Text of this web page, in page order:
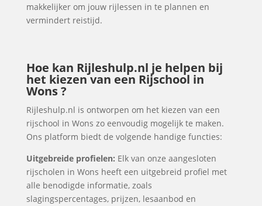
makkelijker om jouw rijlessen in te plannen en
vermindert reistijd.
Hoe kan Rijleshulp.nl je helpen bij
het kiezen van een Rijschool in
Wons ?
Rijleshulp.nl is ontworpen om het kiezen van een
rijschool in Wons zo eenvoudig mogelijk te maken.
Ons platform biedt de volgende handige functies:
Uitgebreide profielen: Elk van onze aangesloten
rijscholen in Wons heeft een uitgebreid profiel met
alle benodigde informatie, zoals
slagingspercentages, prijzen, lesaanbod en